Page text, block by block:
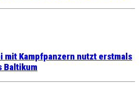
mit Kampfpanzern nutzt erstmals
Baltikum